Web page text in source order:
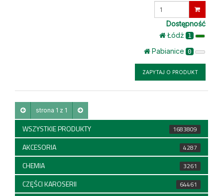
Dostępność
Łódż 1
Pabianice 0
ZAPYTAJ O PRODUKT
strona 1 z 1
WSZYSTKIE PRODUKTY 1683809
AKCESORIA 4287
CHEMIA 3261
CZĘŚCI KAROSERII 64461